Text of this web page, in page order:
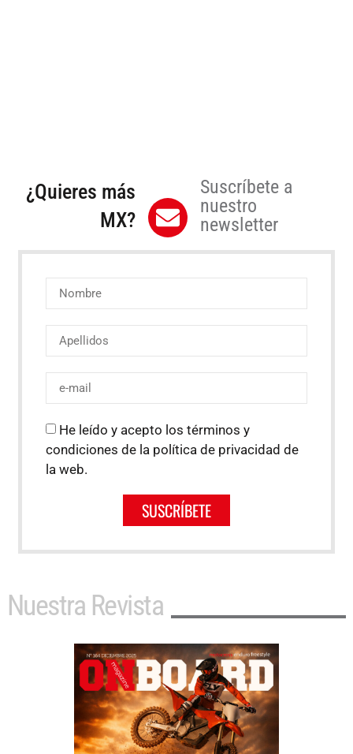
¿Quieres más
MX?
Suscríbete a
nuestro
newsletter
He leído y acepto los términos y
condiciones de la política de privacidad de
la web.
SUSCRÍBETE
Nuestra Revista